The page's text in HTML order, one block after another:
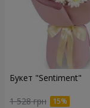
Букет "Sentiment"
1 528 грн